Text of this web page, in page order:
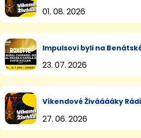
01. 08. 2026
Impulsovi byli na
23. 07. 2026
Víkendové Živááááky
27. 06. 2026